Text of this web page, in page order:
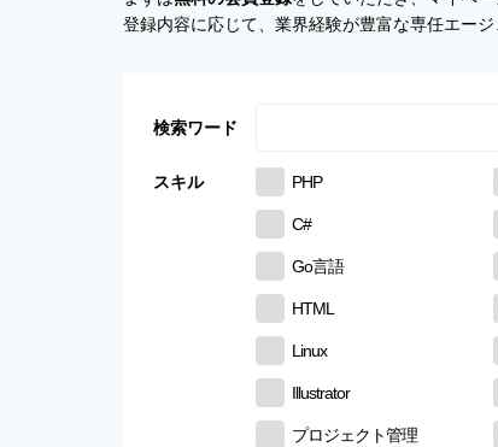
登録内容に応じて、業界経験が豊富な専任エージ
検索ワード
スキル PHP
C#
Go言語
HTML
Linux
Illustrator
プロジェクト管理